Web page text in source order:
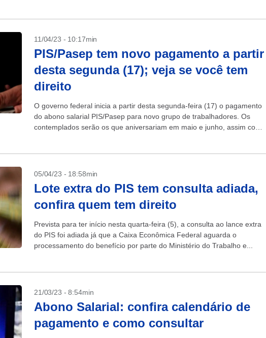
11/04/23 - 10:17min
PIS/Pasep tem novo pagamento a partir
desta segunda (17); veja se você tem
direito
O governo federal inicia a partir desta segunda-feira (17) o pagamento
do abono salarial PIS/Pasep para novo grupo de trabalhadores. Os
contemplados serão os que aniversariam em maio e junho, assim como
05/04/23 - 18:58min
Lote extra do PIS tem consulta adiada,
confira quem tem direito
Prevista para ter início nesta quarta-feira (5), a consulta ao lance extra
do PIS foi adiada já que a Caixa Econômica Federal aguarda o
processamento do benefício por parte do Ministério do Trabalho e...
21/03/23 - 8:54min
Abono Salarial: confira calendário de
pagamento e como consultar